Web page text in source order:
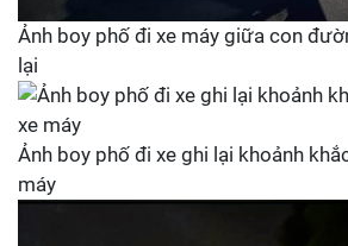
Ảnh boy phố đi xe máy giữa con
lại
Ảnh boy phố đi xe ghi lại khoảnh
máy